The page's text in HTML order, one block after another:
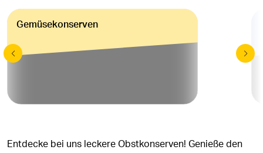
Gemüsekonserven
Entdecke bei uns leckere Obstkonserven! Genieße den